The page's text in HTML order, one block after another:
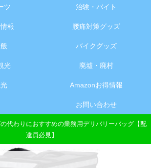
ツ 治験・バイト
報 腰痛対策グッズ
バイクグッズ
光 廃墟・廃村
Amazonお得情報
お問い合わせ
の代わりにおすすめの業務用デリバリーバッグ【配
達員必見】